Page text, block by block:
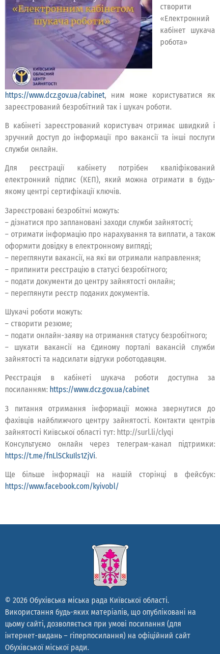
створити
«Електронний
кабінет шукача
робота»
https://www.dcz.gov.ua/cabinet, ним може користуватися як
зареєстрований безробітний так і шукач роботи.
В кабінеті зареєстрований користувач отримає швидкий і
зручний доступ до інформації про вакансії та інші послуги
служби онлайн.
Для реєстрації кабінету потрібен кваліфікований
електронний підпис (КЕП), який можна отримати в будь-
якому центрі сертифікації ключів.
Зареєстровані безробітні можуть:
– дізнатися про заплановані заходи служби зайнятості;
– отримати інформацію про нарахування та виплати, а також
оформити довідку в електронному вигляді;
– переглянути вакансії, на які ви отримали направлення;
– припинити реєстрацію в статусі безробітного;
– подати документи до центру зайнятості онлайн;
– переглянути реєстр поданих документів.
Шукачі роботи можуть:
– створити резюме;
– подати онлайн-заяву на отримання статусу безробітного;
– шукати вакансії на Єдиному порталі вакансій служби
зайнятості та надсилати відгуки роботодавцям.
Реєстрація в кабінеті шукача роботи доступна за
посиланням: https://www.dcz.gov.ua/cabinet
З питання отримання інформації можна звернутися до
фахівців найближчого центру зайнятості. Контакти центрів
зайнятості Київської області тут: http://surl.li/clyqi
Консультуємо онлайн через телеграм-канал підтримки:
https://t.me/fnLlSCkuIls1ZjVi.
Ще більше інформації на нашій сторінці в фейсбук:
https://www.facebook.com/kyivobl/
© 2026 Обухівська міська рада Київської області.
Використання будь-яких матеріалів, що опубліковані на
цьому сайті, дозволяється при умові посилання (для
інтернет-видань – гіперпосилання) на офіційний сайт
Обухівської міської ради.